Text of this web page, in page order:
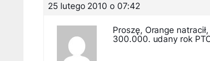
25 lutego 2010 o 07:42
Proszę, Orange
300.000. udany rok